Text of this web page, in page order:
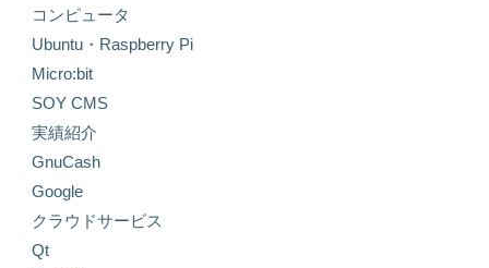
コンピュータ
Ubuntu・Raspberry Pi
Micro:bit
SOY CMS
実績紹介
GnuCash
Google
クラウドサービス
Qt